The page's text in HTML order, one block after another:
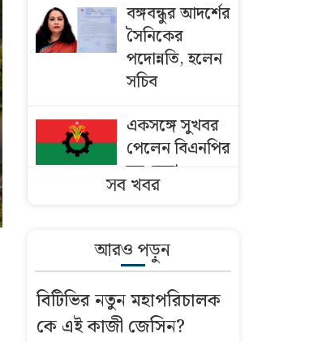
বঙ্গবন্ধুর আদর্শের
সৈনিকের
পদোন্নতি, হলেন
সচিব
একসঙ্গে সুখবর
পেলেন বিএনপির
ছয় নেতা
হাইকমিশনারের
বাসভবনে আগুন
বাংলাদেশি
কৃষকদের ভিসা
সব খবর
আরও পড়ুন
বিটিভির নতুন মহাপরিচালক
কে এই কাজী জেসিন?